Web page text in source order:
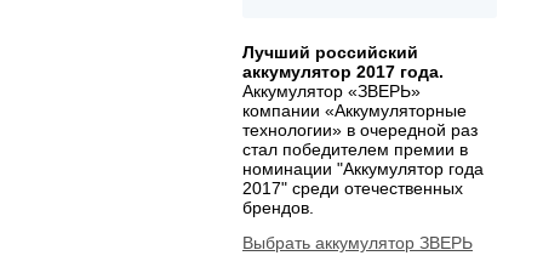
Лучший российский
аккумулятор 2017 года.
Аккумулятор «ЗВЕРЬ»
компании «Аккумуляторные
технологии» в очередной раз
стал победителем премии в
номинации "Аккумулятор года
2017" среди отечественных
брендов.
Выбрать аккумулятор ЗВЕРЬ